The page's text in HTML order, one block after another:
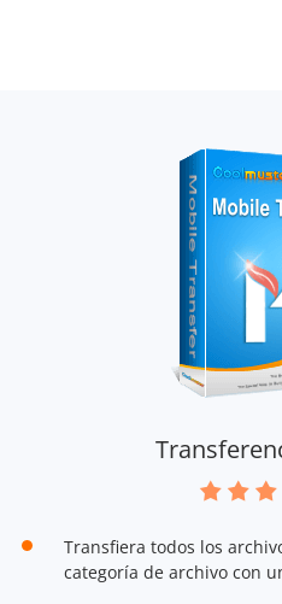
Transfiera todos los
categoría de archivo con